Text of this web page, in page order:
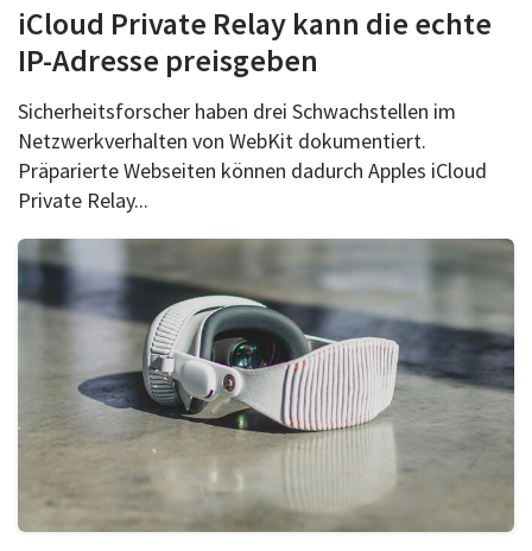
iCloud Private Relay kann die echte
IP-Adresse preisgeben
Sicherheitsforscher haben drei Schwachstellen im
Netzwerkverhalten von WebKit dokumentiert.
Präparierte Webseiten können dadurch Apples iCloud
Private Relay...